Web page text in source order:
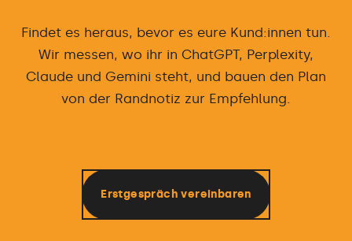
Findet es heraus, bevor es eure Kund:innen tun.
Wir messen, wo ihr in ChatGPT, Perplexity,
Claude und Gemini steht, und bauen den Plan
von der Randnotiz zur Empfehlung.
Erstgespräch vereinbaren